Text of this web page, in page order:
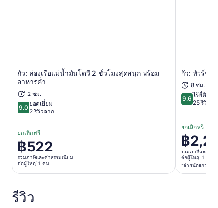
กัว: ล่องเรือแม่น้ำมันโดวี 2 ชั่วโมงสุดสนุก พร้อม
อาหารค่ำ
2 ชม.
9.09.0 จาก 10
ยอดเยี่ยม
2 รีวิวจาก
ยกเลิกฟรี
ราคา
อยู่
ต่อ
ผู้ใหญ่
฿522
รวมภาษีและค่าธรรมเนียม
ต่อผู้ใหญ่ 1 คน
เปิดในแท็บใหม่ กัว: ทัวร์ชม
8 ชม.
9.69.6 จาก 10
ไร้ที่ติ
25 รีวิวจ
ยกเลิกฟรี
ราคา
อยู่
ที่
฿2,262
฿
รวมภาษีและค่าธ
ต่อผู้ใหญ่ 1 คน*
*จ่ายน้อยกว่าเมื่
รีวิว